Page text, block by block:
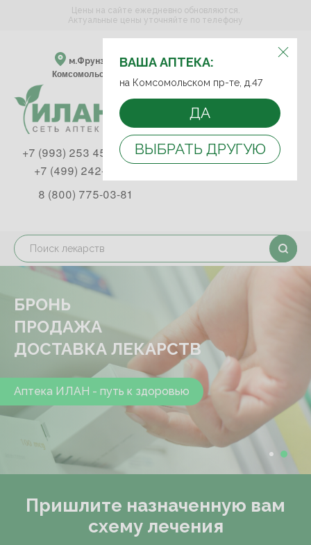
ВЫБЕРИТЕ АПТЕКУ:
м.Фрунзенская м.Спортивная
Комсомольский пр-т, д. 47
ВАША АПТЕКА:
на Комсомольском пр-те, д.47
ДА
ВЫБРАТЬ ДРУГУЮ
Цены на сайте ежедневно обновляются.
Актуальные цены уточняйте по телефону
+7 (993) 253 45 93
+7 (499) 242-90-85
8 (800) 775-03-81
БРОНЬ
ПРОДАЖА
ДОСТАВКА ЛЕКАРСТВ!
Аптека ИЛАН - путь к здоровью
БРОНЬ
ПРОДАЖА
ДОСТАВКА ЛЕКАРСТВ
Аптека ИЛАН - путь к здоровью
Пришлите назначенную вам
схему лечения